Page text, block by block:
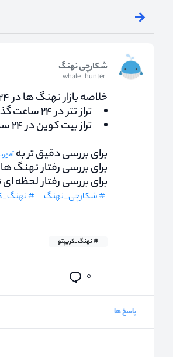
شکارچی نهنگ
whale-hunter
خلاصه بازار نهنگ ها در ۲۴ ساعت گذشته
تراز تتر در ۲۴ ساعت گذشته ۰
تراز بیت کوین در ۲۴ ساعت گذشته ۰
برای بررسی دقیق تر بهآموزش ۰ تا ۱۰۰ بررسی بازار نهنگ
برای بررسی رفتار نهنگ
برای بررسی رفتار لحظه
# شکارچی_نهنگ #
# نهنگ_کریپتو
۰
پاسخ ها